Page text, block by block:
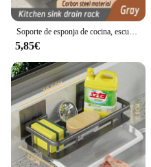
Soporte de esponja de cocina, escurridor de fregadero de acero inoxidable, escurridor de jabón, toallero, estante, organizador, accesorios de almacenamiento para el baño
5,85€